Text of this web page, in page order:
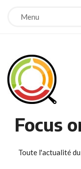
Menu
Focus
Toute l'actualité